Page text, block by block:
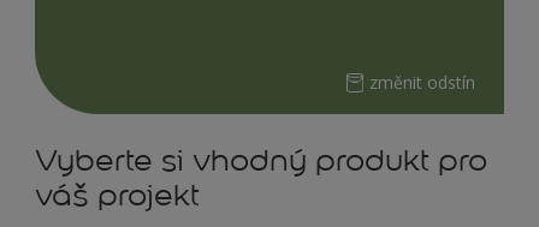
změnit odstín
Vyberte si vhodný produkt pro
váš projekt